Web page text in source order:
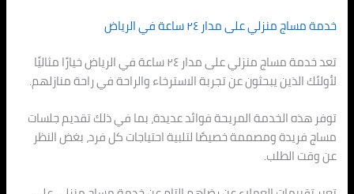
خدمة مساج منزلي على مدار ٢٤ ساعة في الرياض
تعد خدمة مساج منزلي على مدار ٢٤ ساعة في الرياض خيارًا مثاليًا
لأولئك الذين يبحثون عن تجربة الاسترخاء والراحة في راحة منازلهم.
توفر هذه الخدمة المريحة فوائد عديدة، بما في ذلك تقديم جلسات
مساج فريدة ومصممة خصيصًا لتلبية احتياجات كل فرد، بغض النظر
عن وقت الطلب.